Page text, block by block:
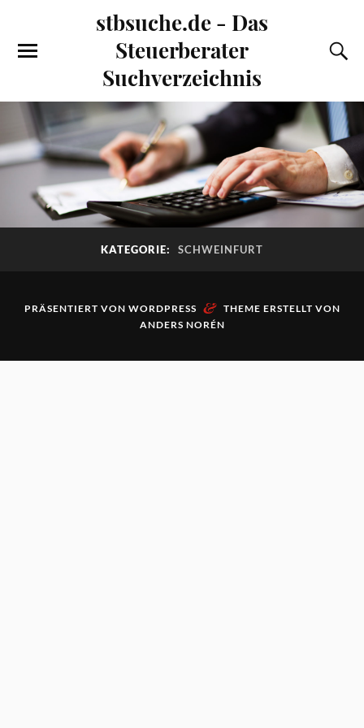
stbsuche.de - Das
Steuerberater
Suchverzeichnis
KATEGORIE: SCHWEINFURT
PRÄSENTIERT VON WORDPRESS & THEME ERSTELLT VON
ANDERS NORÉN